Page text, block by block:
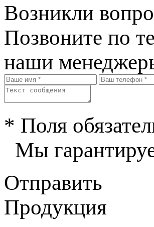
Возникли
Позвоните по
наши
* Поля
Мы
Отправить
Продукция